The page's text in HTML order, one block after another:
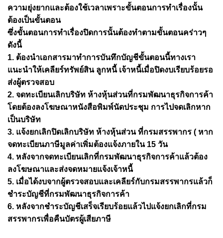
ความยุ่งยากและต้องใช้เวลาเพราะขั้นตอนการทำเรื่องนั้น
ต้องเป็นขั้นตอน
ซึ่งขั้นตอนการทำเรื่องปิดการนั้นต้องทำตามขั้นตอนคร่าวๆ
ดังนี้
1. ต้องนำเอกสารมาทำการบันทึกบัญชีขั้นตอนนี้ทางเรา
แนะนำให้เคลียร์ทรัพย์สิน ลูกหนี้ เจ้าหนี้เมื่อปิดงบเรียบร้อยรอ
ส่งผู้ตรวจสอบ
2. จดทะเบียนเลิกบริษัท ห้างหุ้นส่วนที่กรมพัฒนาธุรกิจการค้า
โดยต้องลงโฆษณาหนังสือพิมพ์นัดประชุม การไปจดเลิกหาก
เป็นบริษัท
3. แจ้งยกเลิกปิดเลิกบริษัท ห้างหุ้นส่วน ที่กรมสรรพากร ( หาก
จดทะเบียนภาษีมูลค่าเพิ่มต้องแจ้งภายใน 15 วัน
4. หลังจากจดทะเบียนเลิกที่กรมพัฒนาธุรกิจการค้าแล้วต้อง
ลงโฆษณาและส่งจดหมายแจ้งเจ้าหนี้
5. เมื่อได้งบจากผู้ตรวจสอบและเคลียร์กับกรมสรรพากรแล้วก็
ชำระบัญชีที่กรมพัฒนาธุรกิจการค้า
6. หลังจากชำระบัญชีเสร็จเรียบร้อยแล้วไปแจ้งยกเลิกที่กรม
สรรพากรเพื่อคืนบัตรผู้เสียภาษี